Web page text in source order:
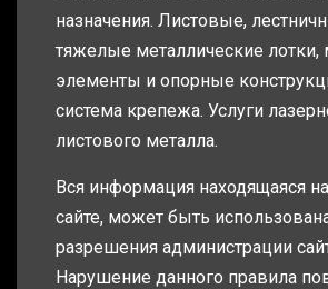
назначения. Листовые,
тяжелые металлические
элементы и опорные
система крепежа. Услуги
листового металла.
Вся информация находящаяся
сайте, может быть
разрешения администрации
Нарушение данного правила